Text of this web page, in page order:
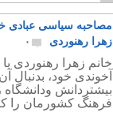
مصاحبه سیاسی عبادی
زهرا رهنوردی
۰
خانم زهرا رهنوردی
آخوندی خود، بدنبال
بیشتردانش ودانشگاه
فرهنگ کشورمان را